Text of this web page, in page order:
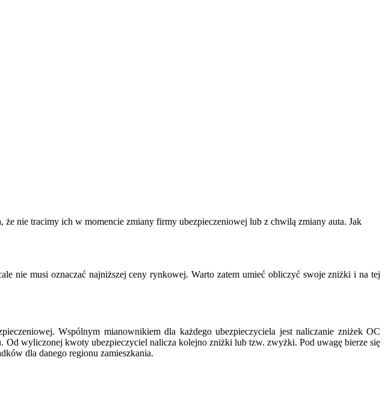
że nie tracimy ich w momencie zmiany firmy ubezpieczeniowej lub z chwilą zmiany auta. Jak
nie musi oznaczać najniższej ceny rynkowej. Warto zatem umieć obliczyć swoje zniżki i na tej
Wspólnym mianownikiem dla każdego ubezpieczyciela jest naliczanie zniżek OC
Od wyliczonej kwoty ubezpieczyciel nalicza kolejno zniżki lub tzw. zwyżki. Pod uwagę bierze się
dla danego regionu zamieszkania.